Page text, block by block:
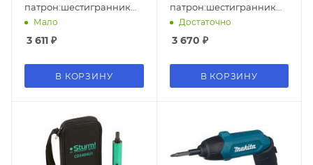
патрон:шестигранник
6.35 мм (1/4)
Мало
3 611 ₽
В КОРЗИНУ
патрон:шестигранник
6.35 мм (1/4)
Достаточно
3 670 ₽
В КОРЗИНУ